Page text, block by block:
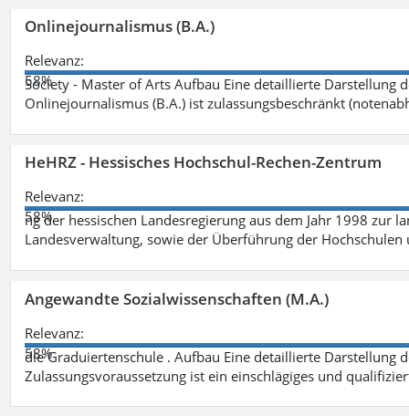
Onlinejournalismus (B.A.)
Relevanz:
58%
Society - Master of Arts Aufbau Eine detaillierte Darstellung
Onlinejournalismus (B.A.) ist zulassungsbeschränkt
HeHRZ - Hessisches Hochschul-Rechen-Zentrum
Relevanz:
58%
ng der hessischen Landesregierung aus dem Jahr 1998 zur
Landesverwaltung, sowie der Überführung der
Angewandte Sozialwissenschaften (M.A.)
Relevanz:
58%
die Graduiertenschule . Aufbau Eine detaillierte Darstellung
Zulassungsvoraussetzung ist ein einschlägiges und